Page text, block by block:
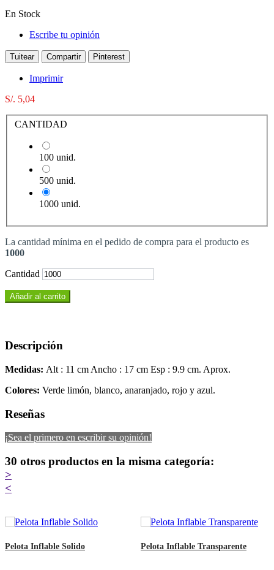
En Stock
Escribe tu opinión
Tuitear Compartir Pinterest
Imprimir
S/. 5,04
CANTIDAD
100 unid.
500 unid.
1000 unid.
La cantidad mínima en el pedido de compra para el producto es
1000
Cantidad
Añadir al carrito
Descripción
Medidas: Alt : 11 cm Ancho : 17 cm Esp : 9.9 cm. Aprox.
Colores: Verde limón, blanco, anaranjado, rojo y azul.
Reseñas
¡Sea el primero en escribir su opinión!
30 otros productos en la misma categoría:
>
<
Pelota Inflable Solido Pelota Inflable Transparente